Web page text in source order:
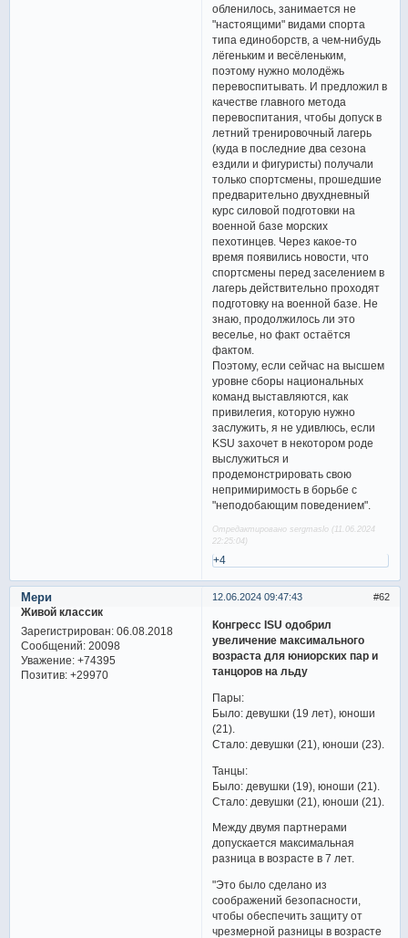
обленилось, занимается не
"настоящими" видами спорта
типа единоборств, а чем-нибудь
лёгеньким и весёленьким,
поэтому нужно молодёжь
перевоспитывать. И предложил в
качестве главного метода
перевоспитания, чтобы допуск в
летний тренировочный лагерь
(куда в последние два сезона
ездили и фигуристы) получали
только спортсмены, прошедшие
предварительно двухдневный
курс силовой подготовки на
военной базе морских
пехотинцев. Через какое-то
время появились новости, что
спортсмены перед заселением в
лагерь действительно проходят
подготовку на военной базе. Не
знаю, продолжилось ли это
веселье, но факт остаётся
фактом.
Поэтому, если сейчас на высшем
уровне сборы национальных
команд выставляются, как
привилегия, которую нужно
заслужить, я не удивлюсь, если
KSU захочет в некотором роде
выслужиться и
продемонстрировать свою
непримиримость в борьбе с
"неподобающим поведением".
Отредактировано sergmaslo (11.06.2024
22:25:04)
+4
62
12.06.2024 09:47:43
Мери
Живой классик
Зарегистрирован: 06.08.2018
Сообщений:20098
Уважение: +74395
Позитив: +29970
Конгресс ISU одобрил
увеличение максимального
возраста для юниорских пар и
танцоров на льду
Пары:
Было: девушки (19 лет), юноши
(21).
Стало: девушки (21), юноши (23).
Танцы:
Было: девушки (19), юноши (21).
Стало: девушки (21), юноши (21).
Между двумя партнерами
допускается максимальная
разница в возрасте в 7 лет.
"Это было сделано из
соображений безопасности,
чтобы обеспечить защиту от
чрезмерной разницы в возрасте